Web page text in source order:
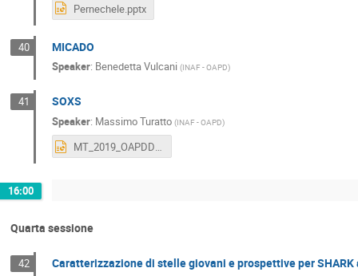
Pernechele.pptx
40 MICADO
Speaker: Benedetta Vulcani (INAF - OAPD)
41 SOXS
Speaker: Massimo Turatto (INAF - OAPD)
MT_2019_OAPDDAYS_SOXS.pptx
16:00
Quarta sessione
42 Caratterizzazione di stelle giovani e prospettive per SHARK